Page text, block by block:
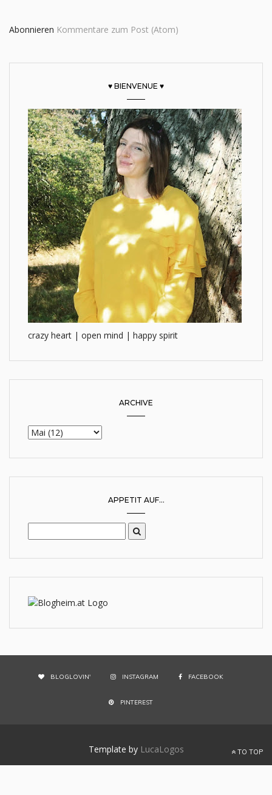
Abonnieren Kommentare zum Post (Atom)
♥ BIENVENUE ♥
crazy heart | open mind | happy spirit
ARCHIVE
APPETIT AUF...
BLOGLOVIN' INSTAGRAM FACEBOOK
PINTEREST
Template by LucaLogos TO TOP